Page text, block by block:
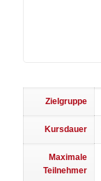
Zielgruppe
Kursdauer
Maximale
Teilnehmer